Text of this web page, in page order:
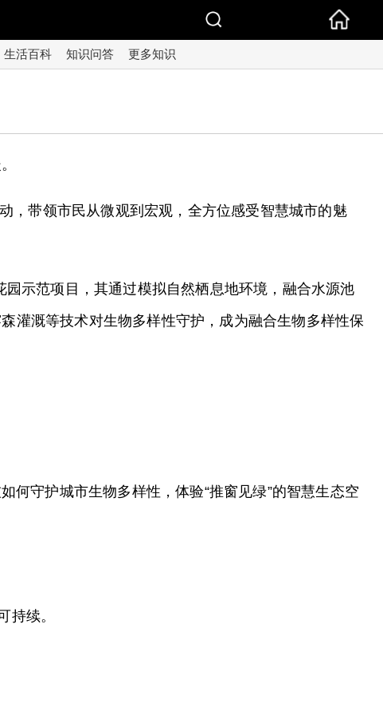
生活百科 知识问答 更多知识
，带领市民从微观到宏观，全方位感受智慧城市的魅
示范项目，其通过模拟自然栖息地环境，融合水源池
灌溉等技术对生物多样性守护，成为融合生物多样性保
守护城市生物多样性，体验“推窗见绿”的智慧生态空
续。